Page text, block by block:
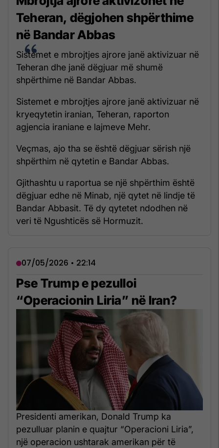
Teheran, dëgjohen shpërthime
në Bandar Abbas
Sistemet e mbrojtjes ajrore janë aktivizuar në
Teheran dhe janë dëgjuar më shumë
shpërthime në Bandar Abbas.
Sistemet e mbrojtjes ajrore janë aktivizuar në
kryeqytetin iranian, Teheran, raporton
agjencia iraniane e lajmeve Mehr.
Veçmas, ajo tha se është dëgjuar sërish një
shpërthim në qytetin e Bandar Abbas.
Gjithashtu u raportua se një shpërthim është
dëgjuar edhe në Minab, një qytet në lindje të
Bandar Abbasit. Të dy qytetet ndodhen në
veri të Ngushticës së Hormuzit.
07/05/2026 • 22:14
Pse Trump e pezulloi
“Operacionin Liria” në Iran?
Presidenti amerikan, Donald Trump ka
pezulluar planin e quajtur “Operacioni Liria”,
një operacion ushtarak amerikan për të